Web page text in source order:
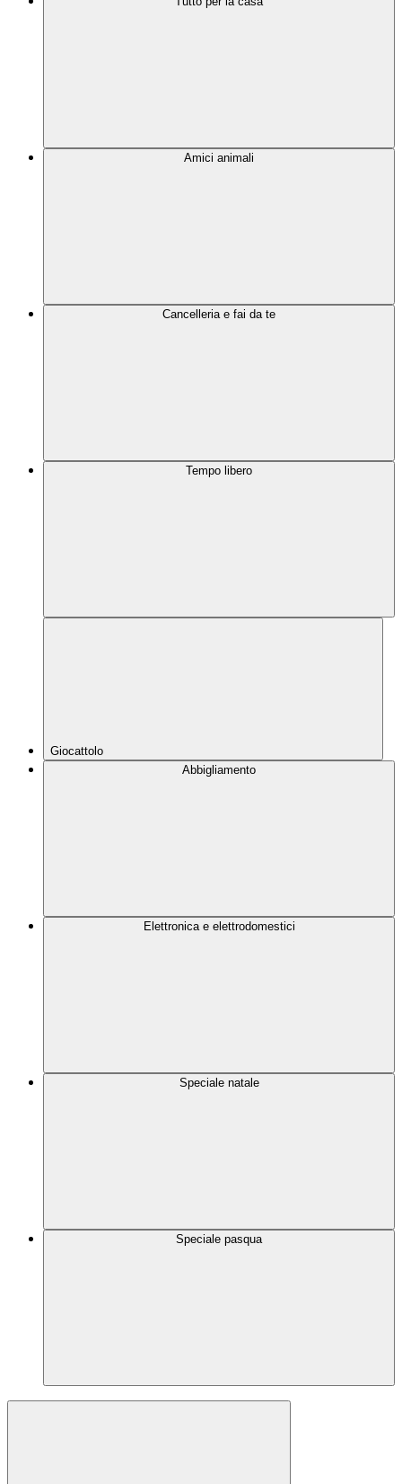
Amici animali
Cancelleria e fai da te
Tempo libero
Giocattolo
Abbigliamento
Elettronica e elettrodomestici
Speciale natale
Speciale pasqua